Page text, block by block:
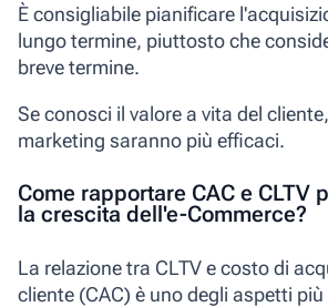
È consigliabile pianificare
lungo termine, piuttosto che
breve termine.
Se conosci il valore a vita del
marketing saranno più efficaci.
Come rapportare CAC e CLTV
la crescita dell'e-Commerce?
La relazione tra CLTV e costo di
cliente (CAC) è uno degli aspetti